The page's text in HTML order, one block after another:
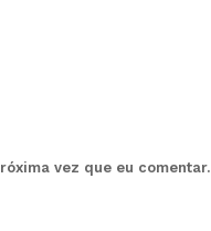
vez que eu comentar.